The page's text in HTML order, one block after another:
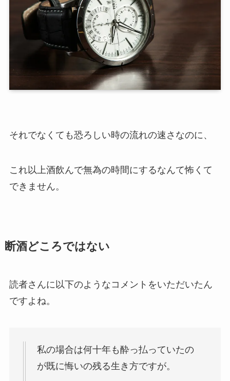
それでなくても恐ろしい時の流れの速さなのに、
これ以上酒飲んで無為の時間にするなんて怖くて
できません。
断酒どころではない
読者さんに以下のようなコメントをいただいたん
ですよね。
私の場合は何十年も酔っ払っていたの
が既に悔いの残る生き方ですが。